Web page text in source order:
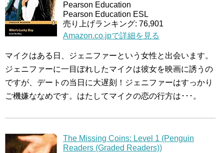
Pearson Education
Pearson Education ESL
売り上げランキング: 76,901
Amazon.co.jpで詳細を見る
マイクはある日、ジェニファーという女性と出会います。
ジェニファーに一目ぼれしたマイクは彼女を映画に誘うの
ですが、デートの当日に大遅刻！ジェニファーはすっかり
ご機嫌ななめです。はたしてマイクの恋の行方は･･･。
The Missing Coins: Level 1 (Penguin
Readers (Graded Readers))